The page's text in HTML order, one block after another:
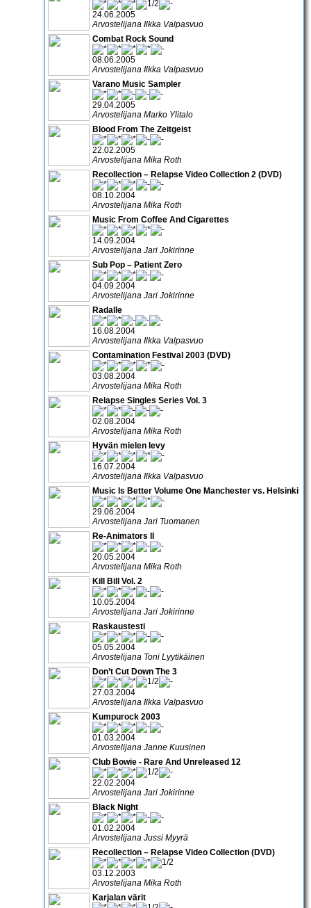
24.06.2005
Arvostelijana Ilkka Valpasvuo
Combat Rock Sound
08.06.2005
Arvostelijana Ilkka Valpasvuo
Varano Music Sampler
29.04.2005
Arvostelijana Marko Ylitalo
Blood From The Zeitgeist
22.02.2005
Arvostelijana Mika Roth
Recollection – Relapse Video Collection 2 (DVD)
08.10.2004
Arvostelijana Mika Roth
Music From Coffee And Cigarettes
14.09.2004
Arvostelijana Jari Jokirinne
Sub Pop – Patient Zero
04.09.2004
Arvostelijana Jari Jokirinne
Radalle
16.08.2004
Arvostelijana Ilkka Valpasvuo
Contamination Festival 2003 (DVD)
03.08.2004
Arvostelijana Mika Roth
Relapse Singles Series Vol. 3
02.08.2004
Arvostelijana Mika Roth
Hyvän mielen levy
16.07.2004
Arvostelijana Ilkka Valpasvuo
Music Is Better Volume One Manchester vs. Helsinki
29.06.2004
Arvostelijana Jari Tuomanen
Re-Animators II
20.05.2004
Arvostelijana Mika Roth
Kill Bill Vol. 2
10.05.2004
Arvostelijana Jari Jokirinne
Raskaustesti
05.05.2004
Arvostelijana Toni Lyytikäinen
Don’t Cut Down The 3
27.03.2004
Arvostelijana Ilkka Valpasvuo
Kumpurock 2003
01.03.2004
Arvostelijana Janne Kuusinen
Club Bowie - Rare And Unreleased 12
22.02.2004
Arvostelijana Jari Jokirinne
Black Night
01.02.2004
Arvostelijana Jussi Myyrä
Recollection – Relapse Video Collection (DVD)
03.12.2003
Arvostelijana Mika Roth
Karjalan värit